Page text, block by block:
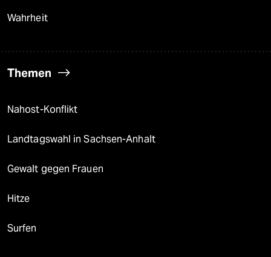
Wahrheit
Themen
Nahost-Konflikt
Landtagswahl in Sachsen-Anhalt
Gewalt gegen Frauen
Hitze
Surfen